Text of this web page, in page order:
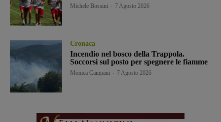
Michele Bossini 7 Agosto 2026
Cronaca
Incendio nel bosco della Trappola.
Soccorsi sul posto per spegnere le fiamme
Monica Campani 7 Agosto 2026